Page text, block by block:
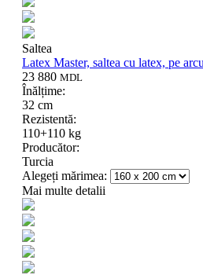
Saltea
Latex Master, saltea cu latex, pe
23 880 MDL
Înălțime:
32 cm
Rezistentă:
110+110 kg
Producător:
Turcia
Alegeți mărimea:
Mai multe detalii